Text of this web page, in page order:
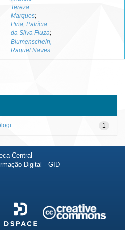
Tereza
Marques;
Pina, Patrícia
da Silva Fiuza;
Blumenschein,
Raquel Naves
1
Central
Digital - GID